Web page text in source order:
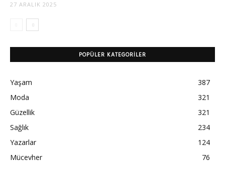
27 ARALIK 2025
POPÜLER KATEGORILER
Yaşam
387
Moda
321
Güzellik
321
Sağlık
234
Yazarlar
124
Mücevher
76